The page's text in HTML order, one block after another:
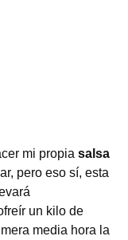
mi propia salsa
pero eso sí, esta
un kilo de
media hora la